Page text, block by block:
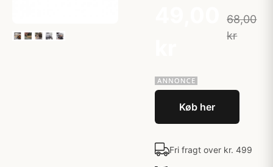
68,00
kr
Køb her
Fri fragt over kr. 499